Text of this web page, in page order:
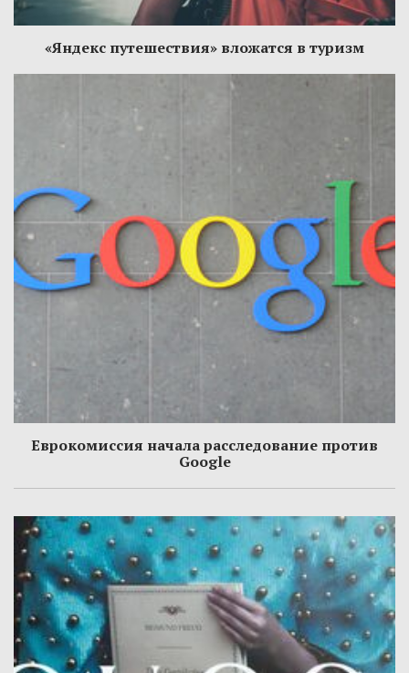
«Яндекс путешествия» вложатся в туризм
Еврокомиссия начала расследование против
Google